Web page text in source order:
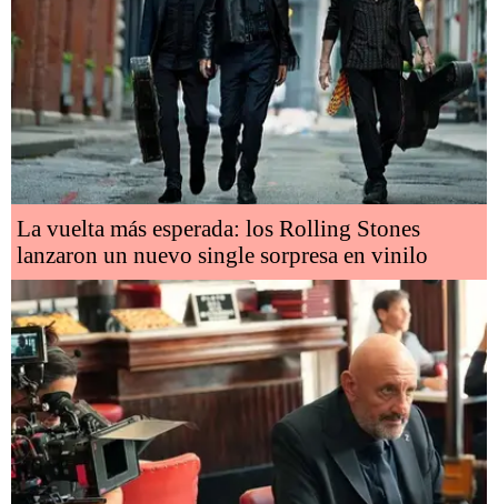
La vuelta más esperada: los Rolling Stones
lanzaron un nuevo single sorpresa en vinilo